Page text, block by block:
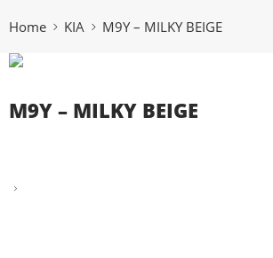
Home KIA M9Y – MILKY BEIGE
M9Y – MILKY BEIGE